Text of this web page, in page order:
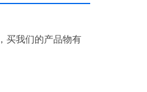
买我们的产品物有